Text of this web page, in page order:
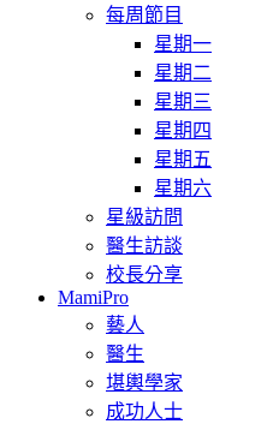
每周節目
星期一
星期二
星期三
星期四
星期五
星期六
星級訪問
醫生訪談
校長分享
MamiPro
藝人
醫生
堪輿學家
成功人士